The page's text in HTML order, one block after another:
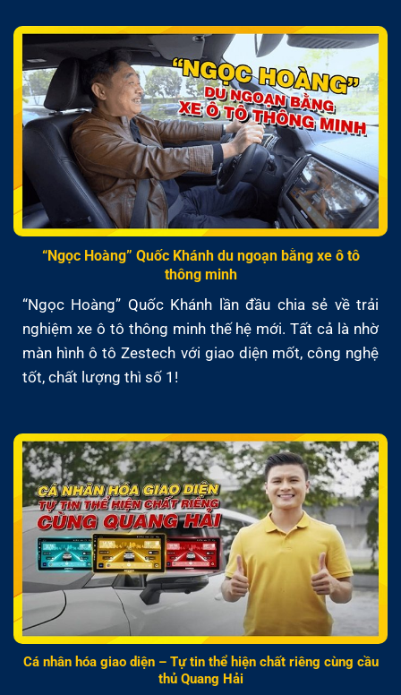
“Ngọc Hoàng” Quốc Khánh du ngoạn bằng xe ô tô
thông minh
“Ngọc Hoàng” Quốc Khánh lần đầu chia sẻ về trải
nghiệm xe ô tô thông minh thế hệ mới. Tất cả là nhờ
màn hình ô tô Zestech với giao diện mốt, công nghệ
tốt, chất lượng thì số 1!
Cá nhân hóa giao diện – Tự tin thể hiện chất riêng cùng cầu
thủ Quang Hải